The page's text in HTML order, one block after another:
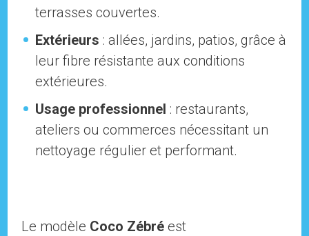
terrasses couvertes.
Extérieurs : allées, jardins, patios, grâce à
leur fibre résistante aux conditions
extérieures.
Usage professionnel : restaurants,
ateliers ou commerces nécessitant un
nettoyage régulier et performant.
Le modèle Coco Zébré est